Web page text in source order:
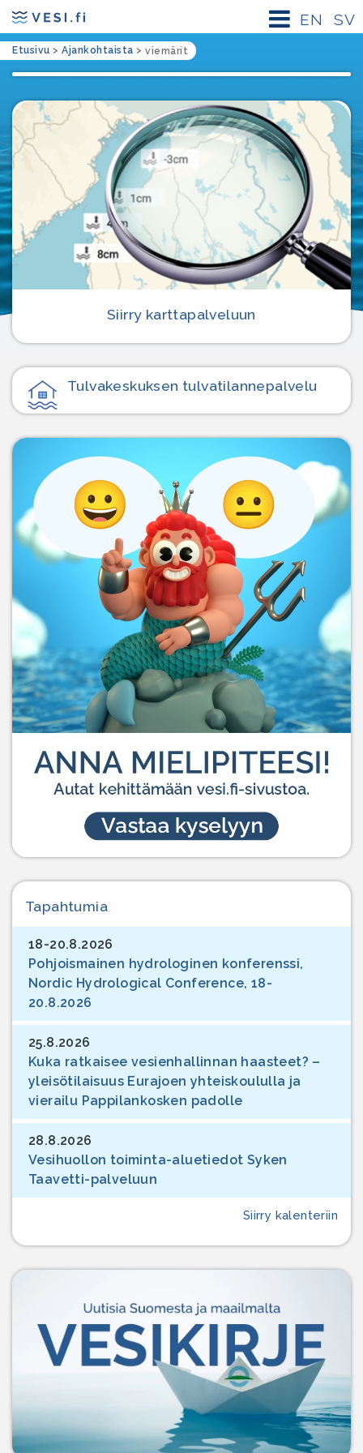
SV
EN
Etusivu > Ajankohtaista > viemärit
Siirry karttapalveluun
Tulvakeskuksen tulvatilanne­palvelu
Tapahtumia
18-20.8.2026
Pohjoismainen hydrologinen konferenssi,
Nordic Hydrological Conference, 18-
20.8.2026
25.8.2026
Kuka ratkaisee vesienhallinnan haasteet? –
yleisötilaisuus Eurajoen yhteiskoululla ja
vierailu Pappilankosken padolle
28.8.2026
Vesihuollon toiminta-aluetiedot Syken
Taavetti-palveluun
Siirry kalenteriin